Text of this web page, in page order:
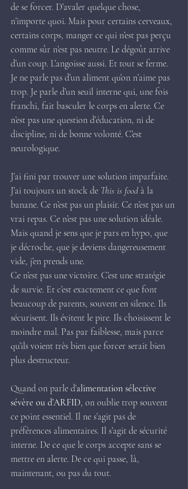
de se forcer. D’avaler quelque chose,
n’importe quoi. Mais pour certains cerveaux,
certains corps, manger ce qui n’est pas perçu
comme sûr n’est pas neutre. Le dégoût arrive
d’un coup. L’angoisse aussi. Et tout se ferme.
Je ne parle pas d’un aliment qu’on n’aime pas
trop. Je parle d’un seuil interne qui, une fois
franchi, fait basculer le corps en alerte. Ce
n’est pas une question d’éducation, ni de
discipline, ni de bonne volonté. C’est
neurologique.
J’ai fini par trouver une solution imparfaite.
J’ai toujours un stock de This is food à la
banane. Ce n’est pas un plaisir. Ce n’est pas un
vrai repas. Ce n’est pas une solution idéale.
Mais quand je sens que je pars en hypo, que
je décroche, que je deviens dangereusement
vide, j’en prends une.
Ce n’est pas une victoire. C’est une stratégie
de survie. Et c’est exactement ce que font
beaucoup de parents, souvent en silence. Ils
sécurisent. Ils évitent le pire. Ils choisissent le
moindre mal. Pas par faiblesse, mais parce
qu’ils voient très bien que forcer serait bien
plus destructeur.
Quand on parle d’alimentation sélective
sévère ou d’ARFID, on oublie trop souvent
ce point essentiel. Il ne s’agit pas de
préférences alimentaires. Il s’agit de sécurité
interne. De ce que le corps accepte sans se
mettre en alerte. De ce qui passe, là,
maintenant, ou pas du tout.